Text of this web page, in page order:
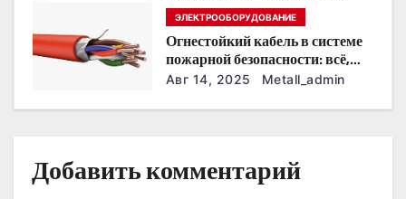
и
я
ЭЛЕКТРООБОРУДОВАНИЕ
Огнестойкий кабель в системе
пожарной безопасности: всё,
что нужно знать
Авг 14, 2025 Metall_admin
Добавить комментарий